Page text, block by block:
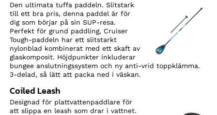
Den ultimata tuffa paddeln. Slitstark
till ett bra pris, denna paddel är för
dig som börjar på sin SUP-resa.
Perfekt för grund paddling, Cruiser
Tough-paddeln har ett slitstarkt
nylonblad kombinerat med ett skaft av
glaskomposit. Höjdpunkter inkluderar
bungee anslutningssystem och ny anti-vrid toppklämma.
3-delad, så lätt att packa ned i väskan.
Coiled Leash
Designad för plattvattenpaddlare för
att slippa en leash som drar i vattnet.